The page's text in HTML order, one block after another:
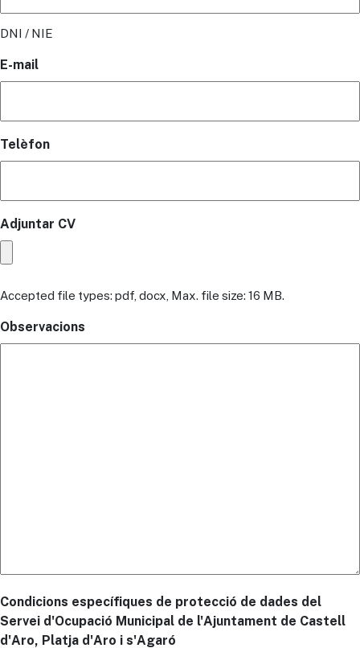
DNI / NIE
E-mail
Telèfon
Adjuntar CV
Accepted file types: pdf, docx, Max. file size: 16 MB.
Observacions
Condicions específiques de protecció de dades del
Servei d'Ocupació Municipal de l'Ajuntament de Castell
d'Aro, Platja d'Aro i s'Agaró